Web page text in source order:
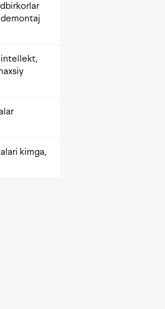
intellekt,
kimga,